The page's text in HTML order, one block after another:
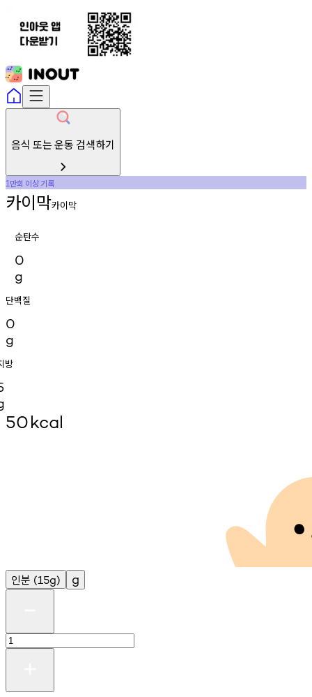
음식 또는 운동 검색하기
1만회 이상기록
카이막카이막
순탄수
0
g
단백질
0
g
방
50kcal
인분 (15g) g